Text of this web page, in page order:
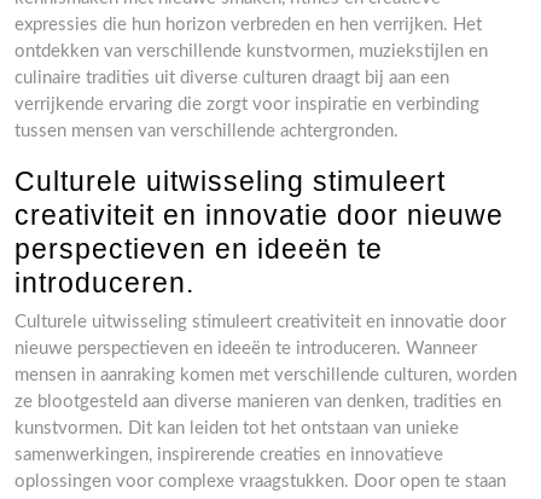
expressies die hun horizon verbreden en hen verrijken. Het
ontdekken van verschillende kunstvormen, muziekstijlen en
culinaire tradities uit diverse culturen draagt bij aan een
verrijkende ervaring die zorgt voor inspiratie en verbinding
tussen mensen van verschillende achtergronden.
Culturele uitwisseling stimuleert
creativiteit en innovatie door nieuwe
perspectieven en ideeën te
introduceren.
Culturele uitwisseling stimuleert creativiteit en innovatie door
nieuwe perspectieven en ideeën te introduceren. Wanneer
mensen in aanraking komen met verschillende culturen, worden
ze blootgesteld aan diverse manieren van denken, tradities en
kunstvormen. Dit kan leiden tot het ontstaan van unieke
samenwerkingen, inspirerende creaties en innovatieve
oplossingen voor complexe vraagstukken. Door open te staan